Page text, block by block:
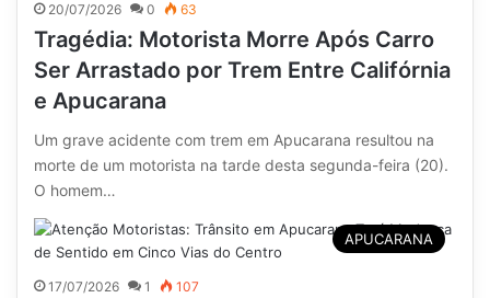
20/07/2026 0 63
Tragédia: Motorista Morre Após Carro
Ser Arrastado por Trem Entre Califórnia
e Apucarana
Um grave acidente com trem em Apucarana resultou na
morte de um motorista na tarde desta segunda-feira (20).
O homem…
APUCARANA
17/07/2026 1 107